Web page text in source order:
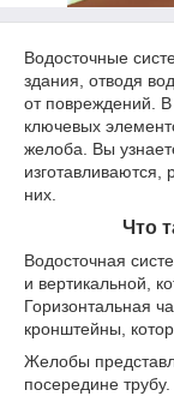
Водосточные
здания, отводя
от повреждений.
ключевых
желоба. Вы
них.
Что
Водосточная
и вертикальной,
Горизонтальная
кронштейны,
Желобы
посередине